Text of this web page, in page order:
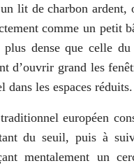
lit de charbon ardent,
comme un petit
plus dense que celle
d’ouvrir grand les
dans les espaces réduits.
européen
du seuil, puis à
mentalement un